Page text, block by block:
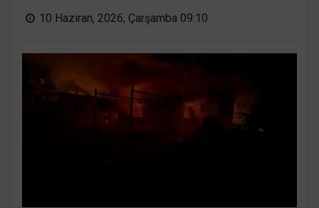
10 Haziran, 2026, Çarşamba 09:10